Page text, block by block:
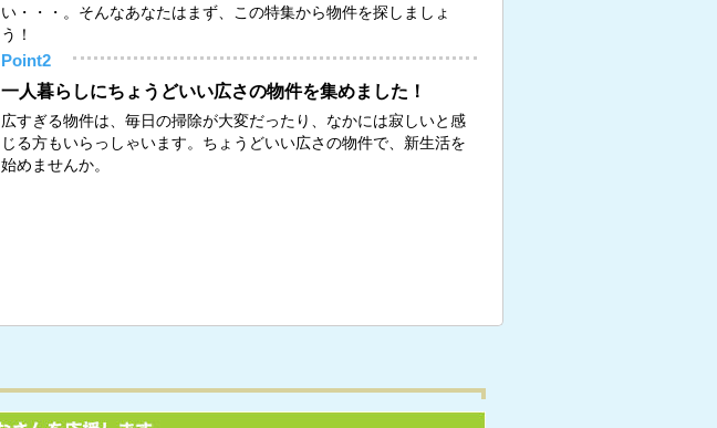
い・・・。そんなあなたはまず、この特集から物件を探しましょ
う！
Point2
一人暮らしにちょうどいい広さの物件を集めました！
広すぎる物件は、毎日の掃除が大変だったり、なかには寂しいと感
じる方もいらっしゃいます。ちょうどいい広さの物件で、新生活を
始めませんか。